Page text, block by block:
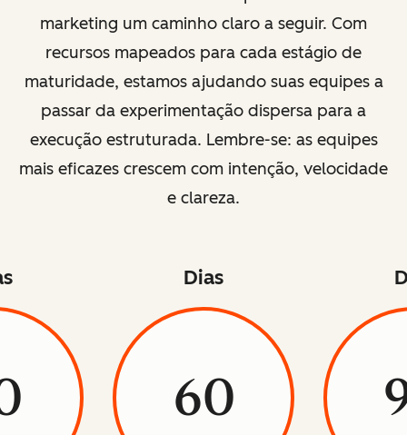
marketing um caminho claro a seguir. Com
recursos mapeados para cada estágio de
maturidade, estamos ajudando suas equipes a
passar da experimentação dispersa para a
execução estruturada. Lembre-se: as equipes
mais eficazes crescem com intenção, velocidade
e clareza.
Dias
60